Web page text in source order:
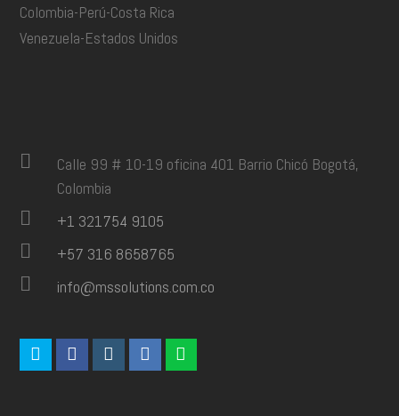
Colombia-Perú-Costa Rica
Venezuela-Estados Unidos
Calle 99 # 10-19 oficina 401 Barrio Chicó Bogotá,
Colombia
+1 321754 9105
+57 316 8658765
info@mssolutions.com.co